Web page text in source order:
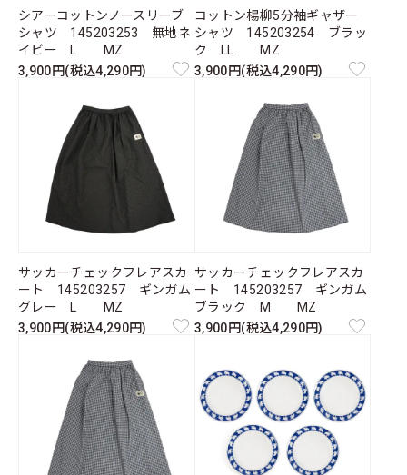
シアーコットンノースリーブ
シャツ 145203253 無地ネ
イビー L MZ
3,900円(税込4,290円)
コットン楊柳5分袖ギャザー
シャツ 145203254 ブラッ
ク LL MZ
3,900円(税込4,290円)
サッカーチェックフレアスカ
ート 145203257 ギンガム
グレー L MZ
3,900円(税込4,290円)
サッカーチェックフレアスカ
ート 145203257 ギンガム
ブラック M MZ
3,900円(税込4,290円)